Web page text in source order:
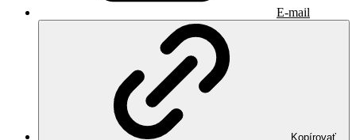
E-mail
Kopírovať